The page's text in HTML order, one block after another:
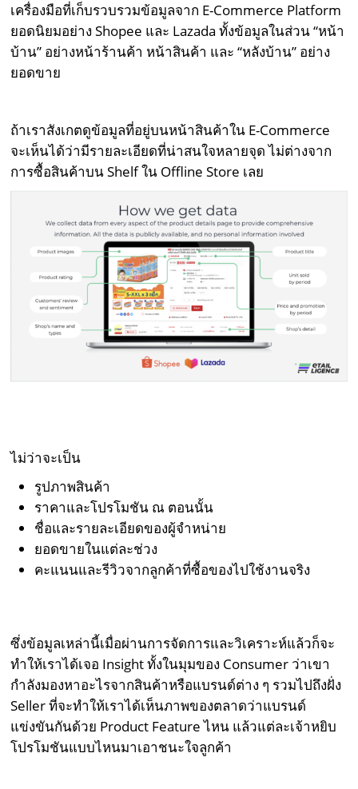
เครื่องมือที่เก็บรวบรวมข้อมูลจาก E-Commerce Platform
ยอดนิยมอย่าง Shopee และ Lazada ทั้งข้อมูลในส่วน “หน้า
บ้าน” อย่างหน้าร้านค้า หน้าสินค้า และ “หลังบ้าน” อย่าง
ยอดขาย
ถ้าเราสังเกตดูข้อมูลที่อยู่บนหน้าสินค้าใน E-Commerce
จะเห็นได้ว่ามีรายละเอียดที่น่าสนใจหลายจุด ไม่ต่างจาก
การซื้อสินค้าบน Shelf ใน Offline Store เลย
ไม่ว่าจะเป็น
รูปภาพสินค้า
ราคาและโปรโมชัน ณ ตอนนั้น
ชื่อและรายละเอียดของผู้จำหน่าย
ยอดขายในแต่ละช่วง
คะแนนและรีวิวจากลูกค้าที่ซื้อของไปใช้งานจริง
ซึ่งข้อมูลเหล่านี้เมื่อผ่านการจัดการและวิเคราะห์แล้วก็จะ
ทำให้เราได้เจอ Insight ทั้งในมุมของ Consumer ว่าเขา
กำลังมองหาอะไรจากสินค้าหรือแบรนด์ต่าง ๆ รวมไปถึงฝั่ง
Seller ที่จะทำให้เราได้เห็นภาพของตลาดว่าแบรนด์
แข่งขันกันด้วย Product Feature ไหน แล้วแต่ละเจ้าหยิบ
โปรโมชันแบบไหนมาเอาชนะใจลูกค้า